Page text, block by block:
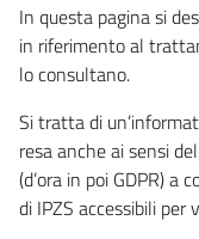
In questa pagina si
in riferimento al
lo consultano.
Si tratta di
resa anche ai sensi
(d’ora in poi GDPR) a
di IPZS accessibili per